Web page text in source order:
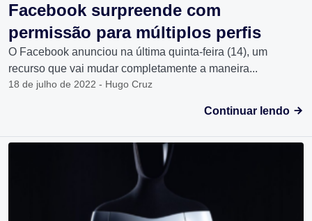
Facebook surpreende com
permissão para múltiplos perfis
O Facebook anunciou na última quinta-feira (14), um
recurso que vai mudar completamente a maneira...
18 de julho de 2022 - Hugo Cruz
Continuar lendo